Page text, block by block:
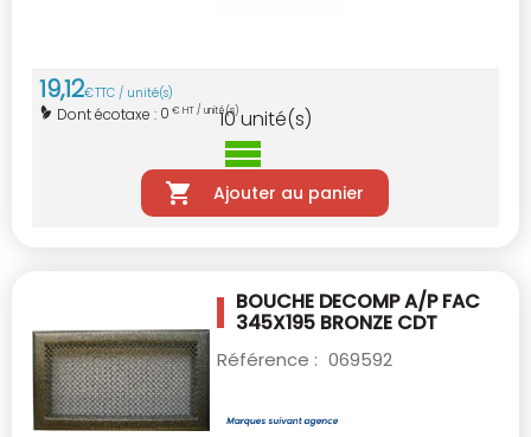
19,12€TTC / unité(s)
Dont écotaxe : 0 € HT / unité(s)
10unité(s)
Ajouter au panier
BOUCHE DECOMP A/P FAC
345X195 BRONZE CDT
Référence : 069592